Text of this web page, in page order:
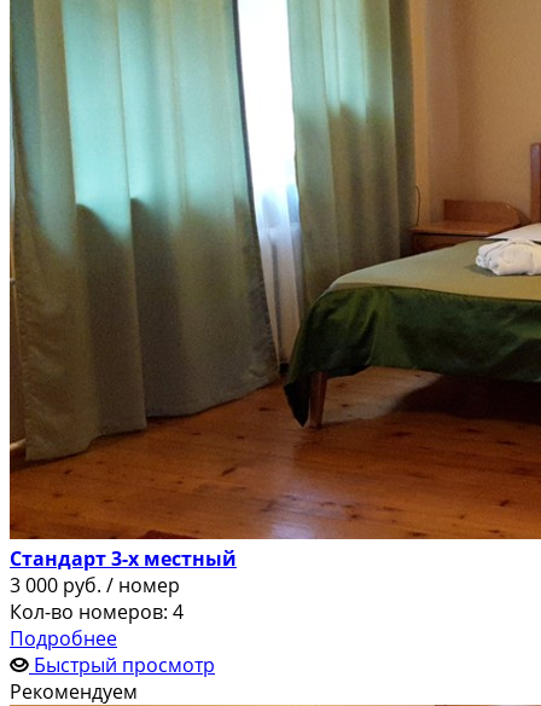
Стандарт 3-х местный
3 000 руб. / номер
Кол-во номеров: 4
Подробнее
Быстрый просмотр
Рекомендуем